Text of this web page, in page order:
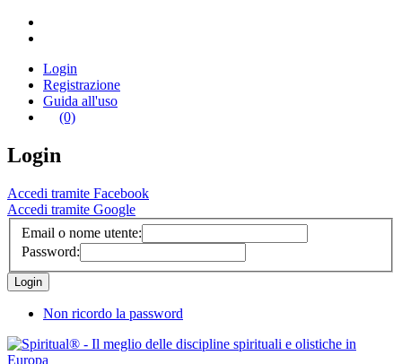
Login
Registrazione
Guida all'uso
(0)
Login
Accedi tramite Facebook
Accedi tramite Google
Email o nome utente:
Password:
Non ricordo la password